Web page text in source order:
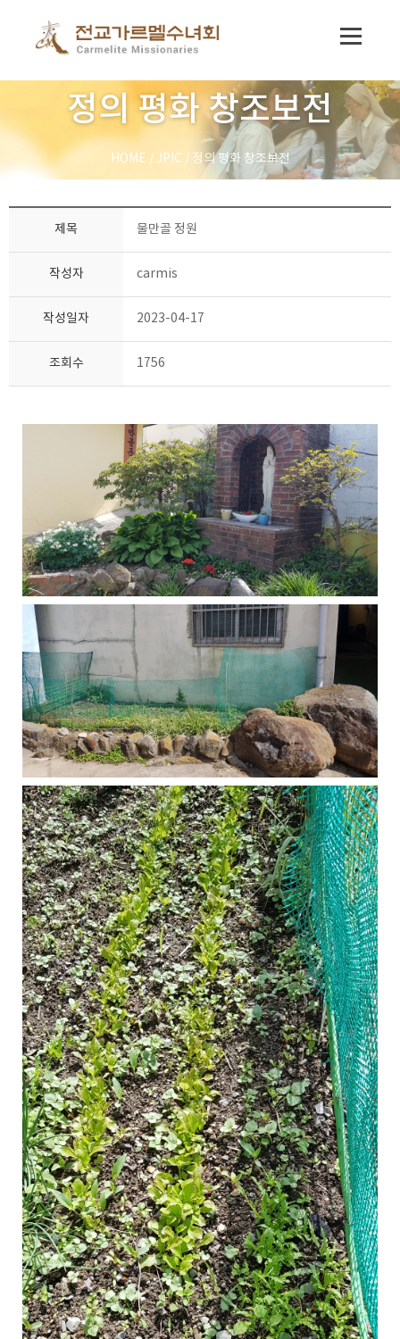
정의 평화 창조보전
HOME /JPIC / 정의 평화 창조보전
제목 물만골 정원
작성자 carmis
작성일자 2023-04-17
조회수 1756